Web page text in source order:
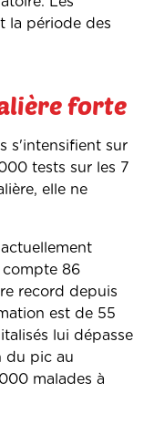
la période des
forte
s'intensifient sur
tests sur les 7
elle ne
compte 86
record depuis
est de 55
lui dépasse
du pic au
malades à